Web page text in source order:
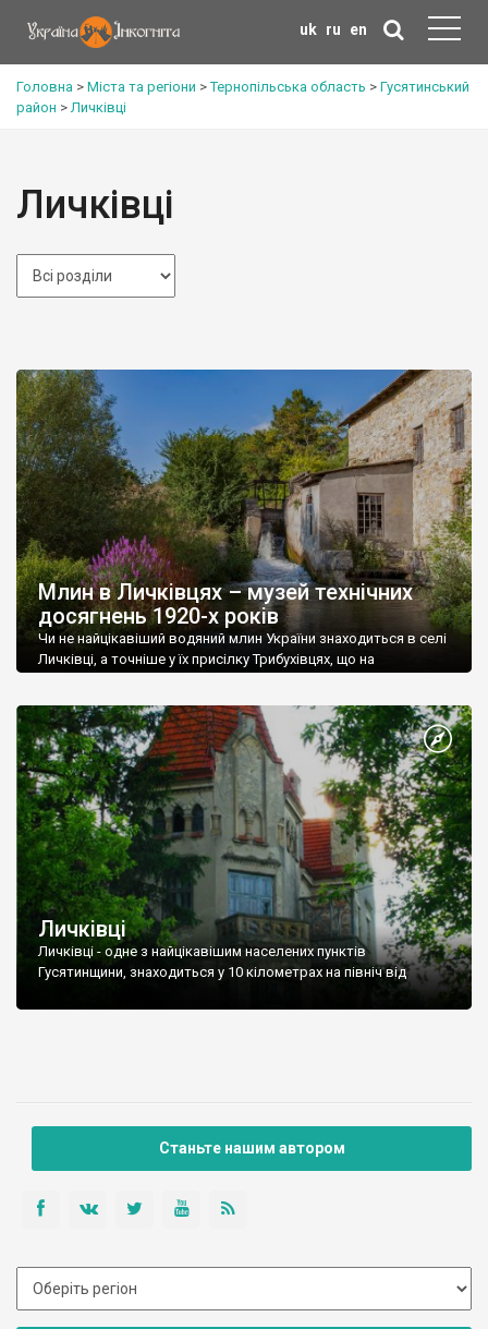
uk ru en
Головна > Міста та регіони >Тернопільська область > Гусятинський
район >Личківці
Личківці
Млин в Личківцях – музей технічних
досягнень 1920-х років
Чи не найцікавіший водяний млин України знаходиться в селі
Личківці, а точніше у їх присілку Трибухівцях, що на
побачити не лише млинарські експонати. Млин на річці Тайна
(притока Збруча) постав близько 1922 року, коштом
місцевого землевласника Мойзеша Кіммельмана. Він і
сьогодні […]
Личківці
Личківці - одне з найцікавішим населених пунктів
Гусятинщини, знаходиться у 10 кілометрах на північ від
Станьте нашим автором